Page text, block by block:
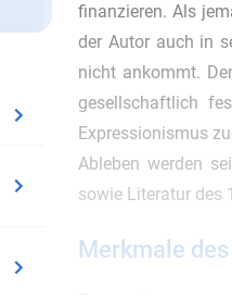
finanzieren. Als
der Autor auch in
nicht ankommt.
gesellschaftlich
Expressionismus
Ableben werden
sowie Literatur des
Merkmale